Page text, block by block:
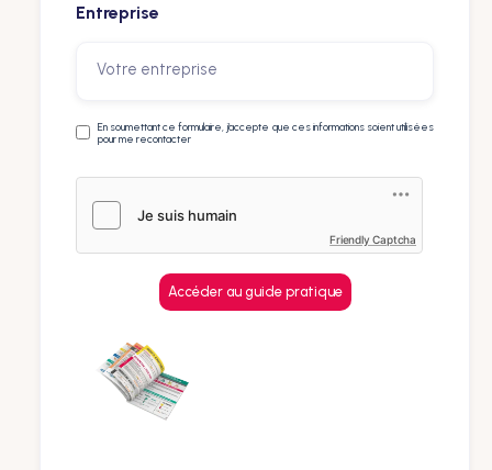
Entreprise
En soumettant ce formulaire, j’accepte que ces informations soient utilisées
pour me recontacter
Friendly Captcha